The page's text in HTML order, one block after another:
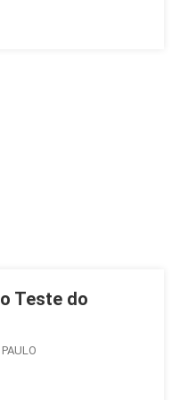
Teste do